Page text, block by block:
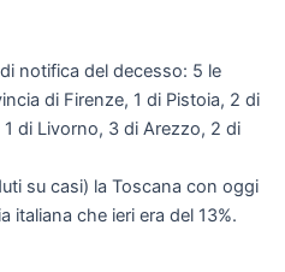
notifica del decesso: 5 le
di Firenze, 1 di Pistoia, 2 di
di Livorno, 3 di Arezzo, 2 di
su casi) la Toscana con oggi
italiana che ieri era del 13%.